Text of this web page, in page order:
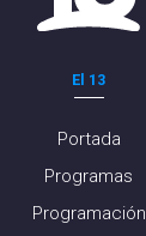
El 13
Portada
Programas
Programación